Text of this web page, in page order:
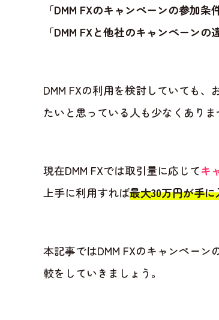
「DMM FXのキャンペーンの参加条
「DMM FXと他社のキャンペーンの
DMM FXの利用を検討していても
たいと思っている人も少なくありま
現在DMM FXでは取引量に応じてキ
上手に利用すれば最大30万円が手
本記事ではDMM FXのキャンペー
較をしていきましょう。